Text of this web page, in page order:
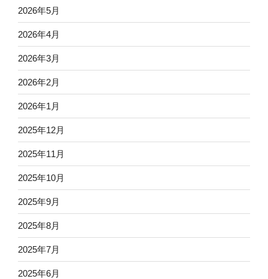
2026年5月
2026年4月
2026年3月
2026年2月
2026年1月
2025年12月
2025年11月
2025年10月
2025年9月
2025年8月
2025年7月
2025年6月